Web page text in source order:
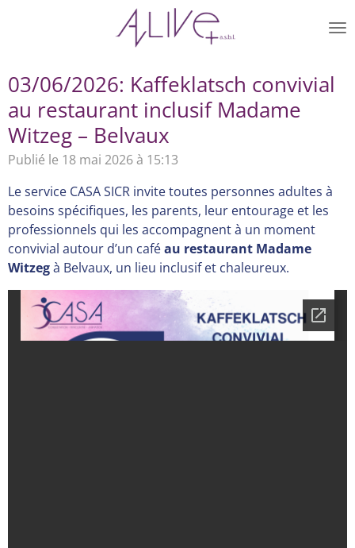
03/06/2026: Kaffeklatsch convivial
au restaurant inclusif Madame
Witzeg – Belvaux
Publié le 18 mai 2026 à 15:13
Le service CASA SICR invite toutes personnes adultes à
besoins spécifiques, les parents, leur entourage et les
professionnels qui les accompagnent à un moment
convivial autour d’un caféau restaurant Madame
Witzegà Belvaux, un lieu inclusif et chaleureux.